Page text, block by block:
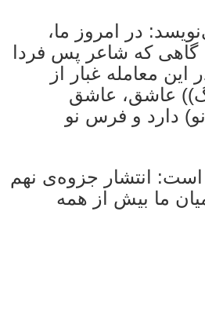
در امروز ما،
گاهی که شاعر پس فردا
معامله غبار از
عاشق، عاشق
دارد و فرس نو
است: انتشار جزوه‌ی نهم
ما بیش از همه